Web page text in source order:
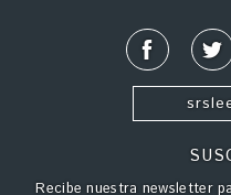
Recibe nuestra newsletter